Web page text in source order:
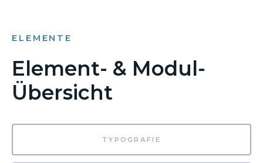
ELEMENTE
Element- & Modul-
Übersicht
TYPOGRAFIE